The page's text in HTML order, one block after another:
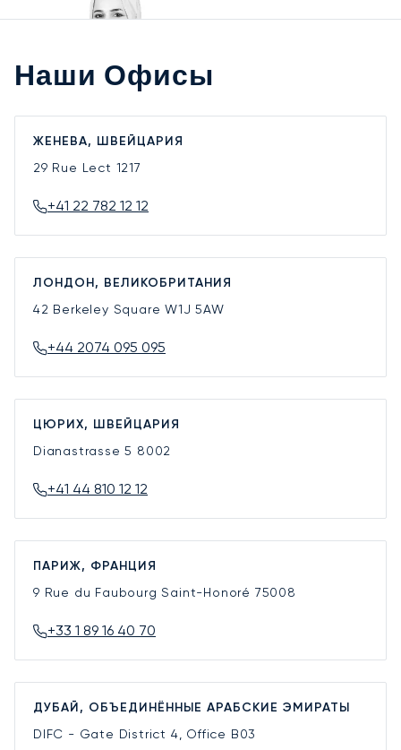
Наши Офисы
ЖЕНЕВА, ШВЕЙЦАРИЯ
29 Rue Lect 1217
+41 22 782 12 12
ЛОНДОН, ВЕЛИКОБРИТАНИЯ
42 Berkeley SquareW1J 5AW
+44 2074 095 095
ЦЮРИХ, ШВЕЙЦАРИЯ
Dianastrasse 5 8002
+41 44 810 12 12
ПАРИЖ, ФРАНЦИЯ
9 Rue du Faubourg Saint-Honoré 75008
+33 1 89 16 40 70
ДУБАЙ, ОБЪЕДИНЁННЫЕ АРАБСКИЕ ЭМИРАТЫ
DIFC - Gate District 4, Office B03